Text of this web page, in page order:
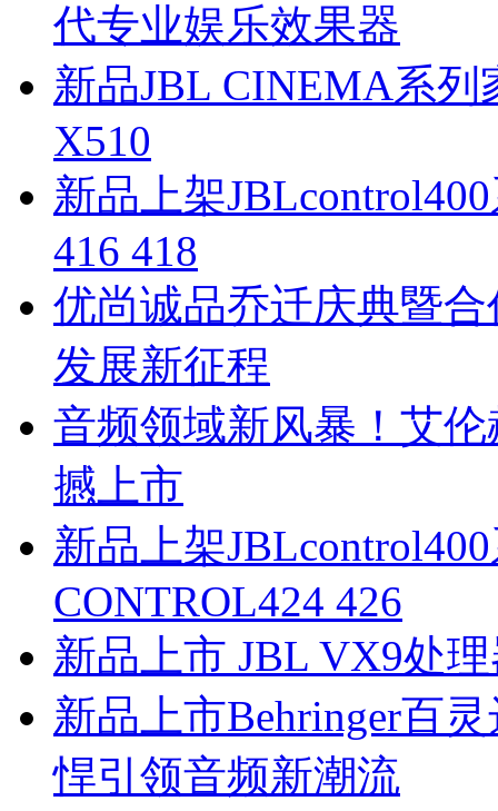
代专业娱乐效果器
新品JBL CINEMA系
X510
新品上架
416 418
优尚诚品乔迁庆典暨
发展新征程
音频领域新风暴！艾
撼上市
新品上架
CONTROL424 426
新品上市 JBL VX9处
新品上市Behringer百
悍引领音频新潮流